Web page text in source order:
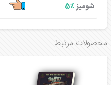
شومیز٪5
محصولات مرتبط